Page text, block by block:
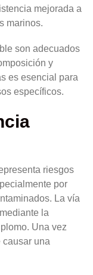
mejorada a
marinos.
son adecuados
y
es esencial para
específicos.
riesgos
por
La vía
la
Una vez
causar una